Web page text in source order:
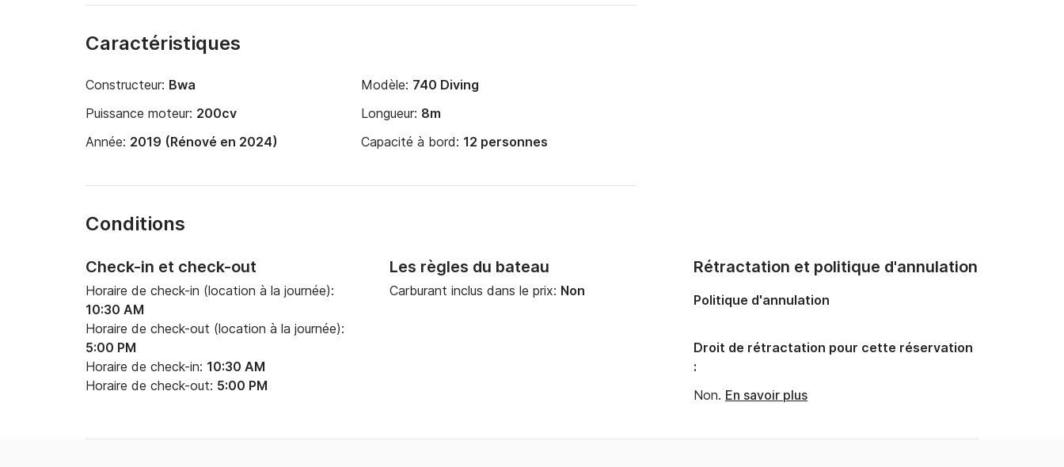
Caractéristiques
Constructeur: Bwa Modèle: 740 Diving
Puissance moteur: 200cv Longueur: 8m
Année: 2019 (Rénové en 2024) Capacité à bord: 12 personnes
Conditions
Check-in et check-out
Horaire de check-in (location à la journée):
10:30 AM
Horaire de check-out (location à la journée):
5:00 PM
Horaire de check-in: 10:30 AM
Horaire de check-out: 5:00 PM
Les règles du bateau
Carburant inclus dans le prix: Non
Rétractation et politique d'annulation
Politique d'annulation
Droit de rétractation pour cette réservation
:
Non. En savoir plus